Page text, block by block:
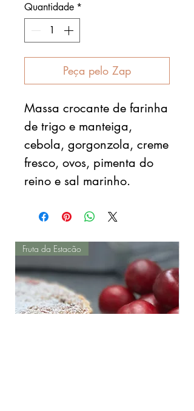
Quantidade *
Peça pelo Zap
Massa crocante de farinha
de trigo e manteiga,
cebola, gorgonzola, creme
fresco, ovos, pimenta do
reino e sal marinho.
Fruta da Estacão